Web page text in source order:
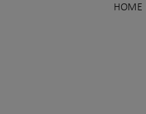
HOME